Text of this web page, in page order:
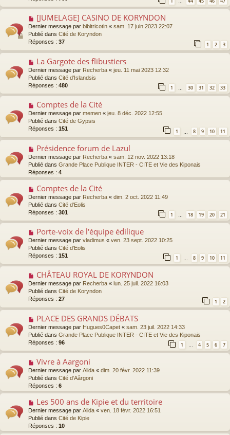
a
g
e
e
a
m
e
s
s
a
g
e
…
N
u
v
a
m
e
s
s
e
[JUMELAGE] CASINO DE KORYNDON
Dernier message par bibitricotin « sam. 17 juin 2023 22:07
Publié dans Cité de Koryndon
Réponses : 37 1 2 3
N
u
v
e
a
u
m
e
s
s
a
g
e
La Gargote des flibustiers
Dernier message par Recherba « jeu. 11 mai 2023 12:32
Publié dans Cité d'Islandsis
Réponses : 480 1 … 30 31 32 33
N
u
v
e
a
m
e
s
s
a
g
e
Comptes de la Cité
Dernier message par memen « jeu. 8 déc. 2022 12:55
Publié dans Cité de Gypsis
Réponses : 151 1 8 9 10 11
N
u
v
e
m
e
s
s
g
e
Présidence forum de Lazul
Dernier message par Recherba « sam. 12 nov. 2022 13:18
Publié dans Grande Place Publique INTER - CITE et Vie des Kiponais
Réponses : 4
N
u
v
e
a
m
e
s
s
e
Comptes de la Cité
Dernier message par Recherba « dim. 2 oct. 2022 11:49
Publié dans Cité d'Eolis
Réponses : 301 1 18 19 20 21
N
u
v
e
a
u
m
e
s
s
a
g
e
Porte-voix de l'équipe édilique
Dernier message par vladimus « ven. 23 sept. 2022 10:25
Publié dans Cité d'Eolis
Réponses : 151 1 … 8 9 10 11
N
u
v
a
m
e
s
s
a
e
CHÂTEAU ROYAL DE KORYNDON
Dernier message par Recherba « lun. 25 juil. 2022 16:03
Publié dans Cité de Koryndon
Réponses : 27 1 2
N
u
v
e
a
u
m
e
s
s
g
e
PLACE DES GRANDS DÉBATS
Dernier message par Hugues0Capet « sam. 23 juil. 2022 14:33
Publié dans Grande Place Publique INTER - CITE et Vie des Kiponais
Réponses : 96 1 … 4 5 6 7
N
u
v
e
a
u
m
e
s
Vivre à Aargoni
Dernier message par Alida « dim. 20 févr. 2022 11:39
Publié dans Cité d'Aârgoni
Réponses : 6
N
u
v
e
Les 500 ans de Kipie et du territoire
Dernier message par Alida « ven. 18 févr. 2022 16:51
Publié dans Cité de Kipie
Réponses : 10